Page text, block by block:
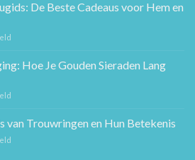
Gouden
Sierkunst
De Beste Cadeaus voor Hem en
Cadeaugids:
De
Hem
Hoe Je Gouden Sieraden Lang
Verzorging:
van Trouwringen en Hun Betekenis